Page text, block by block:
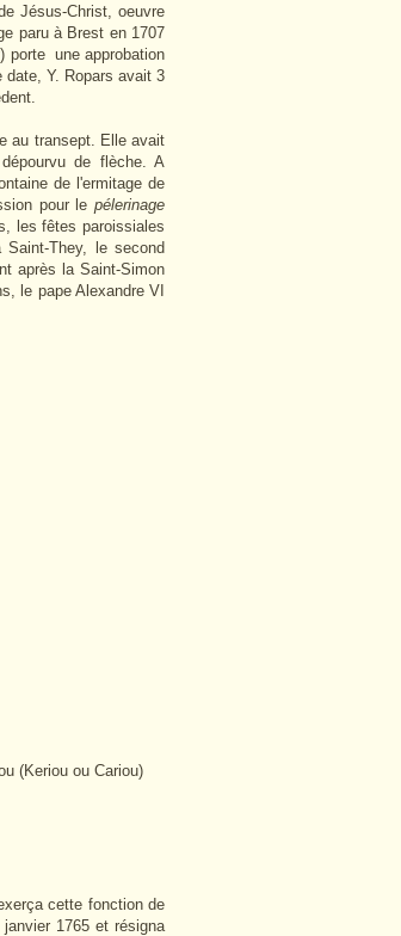
Jésus-Christ, oeuvre
paru à Brest en 1707
) porte une approbation
date, Y. Ropars avait 3
au transept. Elle avait
de flèche. A
de l'ermitage de
pour le pélerinage
les fêtes paroissiales
They, le second
après la Saint-Simon
le pape Alexandre VI
(Keriou ou Cariou)
cette fonction de
1765 et résigna